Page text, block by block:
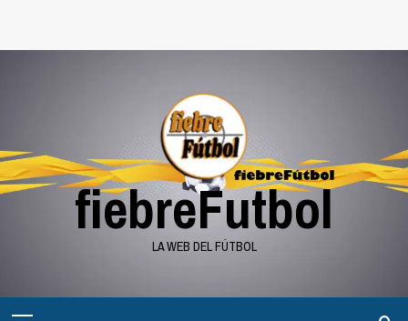
fiebreFutbol
LA WEB DEL FÚTBOL